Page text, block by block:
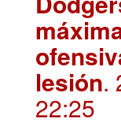
lesión.
22:25